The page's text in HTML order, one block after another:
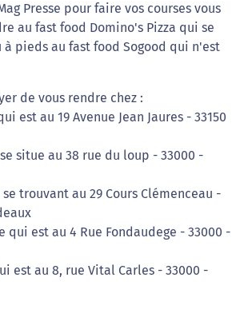
Presse pour faire vos courses vous
au fast food Domino's Pizza qui se
à pieds au fast food Sogood qui n'est
de vous rendre chez :
est au 19 Avenue Jean Jaures - 33150
situe au 38 rue du loup - 33000 -
trouvant au 29 Cours Clémenceau -
qui est au 4 Rue Fondaudege - 33000 -
est au 8, rue Vital Carles - 33000 -